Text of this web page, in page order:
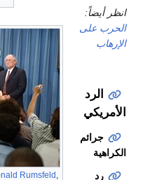
Rumsfeld,
انظر أيضاً:
الحرب على
الإرهاب
الرد
الأمريكي
جرائم
الكراهية
رد